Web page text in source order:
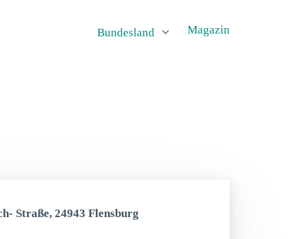
Bundesland Magazin
Straße, 24943 Flensburg